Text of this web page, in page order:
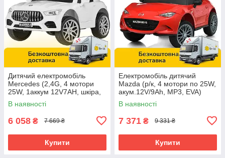
Дитячий електромобіль
Mercedes (2,4G, 4 мотори
25W, 1аккум 12V7AH, шкіра,
музика, світло, EVA) M
4823EBLR-1 Білий
В наявності
6 058 ₴ 7 669 ₴
Купити
Електромобіль дитячий
Mazda (р/к, 4 мотори по 25W,
акум.12V/9Ah, MP3, EVA)
Bambi M 5846EBLR-3
Червоний
В наявності
7 371 ₴ 9 331 ₴
Купити